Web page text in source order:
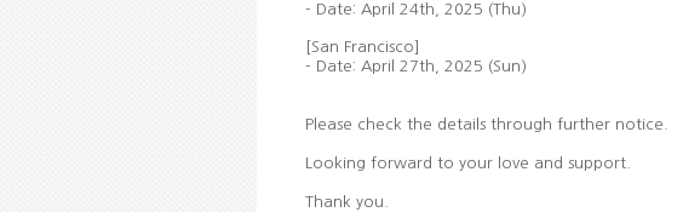
- Date: April 24th, 2025 (Thu)
[San Francisco]
- Date: April 27th, 2025 (Sun)
Please check the details through further notice.
Looking forward to your love and support.
Thank you.